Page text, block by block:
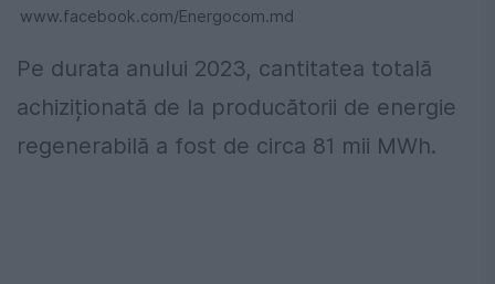
www.facebook.com/Energocom.md
Pe durata anului 2023, cantitatea totală
achiziționată de la producătorii de energie
regenerabilă a fost de circa 81 mii MWh.